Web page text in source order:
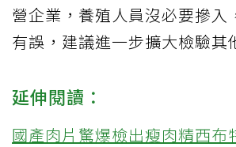
營企業，養殖人員沒必要摻入
有誤，建議進一步擴大檢驗其
延伸閱讀：
國產肉片驚爆檢出瘦肉精西布